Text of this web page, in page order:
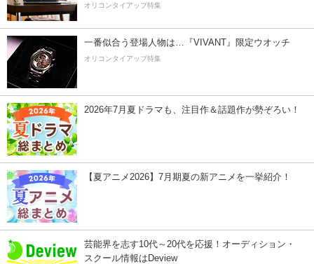
オリコンタイアップ特集
一番似合う登場人物は…『VIVANT』限定ウオッチ
オリコンタイアップ特集
2026年7月夏ドラマも、注目作＆話題作が勢ぞろい！
【夏アニメ2026】7月期夏の新アニメを一挙紹介！
芸能界を志す10代～20代を応援！オーディション・
スクール情報はDeview